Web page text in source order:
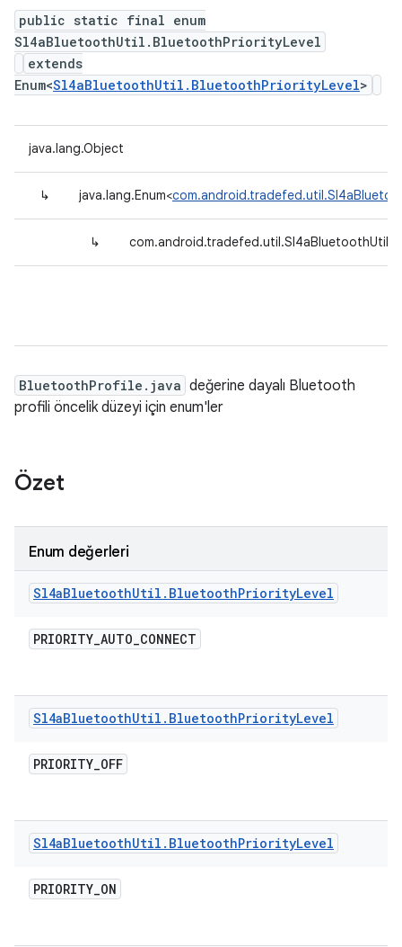
public static final enum
Sl4aBluetoothUtil.BluetoothPriorityLevel
extends
Enum<Sl4aBluetoothUtil.BluetoothPriorityLevel>
java.lang.Object
↳ java.lang.Enum<
↳
BluetoothProfile.java değerine dayalı Bluetooth
profili öncelik düzeyi için enum'ler
Özet
Enum değerleri
Sl4aBluetoothUtil . BluetoothPriorityLevel
PRIORITY_AUTO_CONNECT
Sl4aBluetoothUtil . BluetoothPriorityLevel
PRIORITY_OFF
Sl4aBluetoothUtil . BluetoothPriorityLevel
PRIORITY_ON